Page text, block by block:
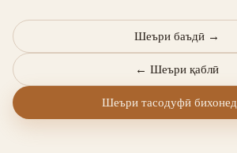
← Шеъри қаблӣ
Шеъри баъдӣ →
Шеъри тасодуфӣ бихонед